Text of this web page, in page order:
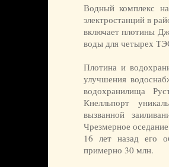
Водный комплекс
электростанций в
включает плотины
воды для четырех
Плотина и
улучшения
водохранилища
Кнелльпорт
вызванной
Чрезмерное
16 лет назад его
примерно 30 млн.